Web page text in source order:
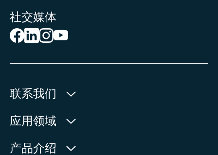
社交媒体
联系我们
欧玛执行器(中国)有限公司
人民北路171号
应用领域
水利
产品介绍